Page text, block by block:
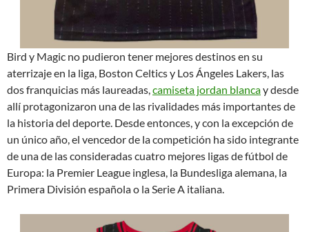
Bird y Magic no pudieron tener mejores destinos en su
aterrizaje en la liga, Boston Celtics y Los Ángeles Lakers, las
dos franquicias más laureadas,camiseta jordan blancay desde
allí protagonizaron una de las rivalidades más importantes de
la historia del deporte. Desde entonces, y con la excepción de
un único año, el vencedor de la competición ha sido integrante
de una de las consideradas cuatro mejores ligas de fútbol de
Europa: la Premier League inglesa, la Bundesliga alemana, la
Primera División española o la Serie A italiana.